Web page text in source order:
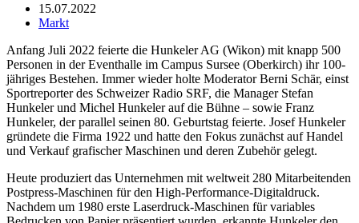
15.07.2022
Markt
Anfang Juli 2022 feierte die Hunkeler AG (Wikon) mit knapp 500
Personen in der Eventhalle im Campus Sursee (Oberkirch) ihr 100-
jähriges Bestehen. Immer wieder holte Moderator Berni Schär, einst
Sportreporter des Schweizer Radio SRF, die Manager Stefan
Hunkeler und Michel Hunkeler auf die Bühne – sowie Franz
Hunkeler, der parallel seinen 80. Geburtstag feierte. Josef Hunkeler
gründete die Firma 1922 und hatte den Fokus zunächst auf Handel
und Verkauf grafischer Maschinen und deren Zubehör gelegt.
Heute produziert das Unternehmen mit weltweit 280 Mitarbeitenden
Postpress-Maschinen für den High-Performance-Digitaldruck.
Nachdem um 1980 erste Laserdruck-Maschinen für variables